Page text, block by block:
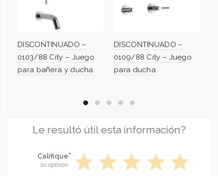
DISCONTINUADO –
0103/88 City – Juego
para bañera y ducha
DISCONTINUADO –
0109/88 City – Juego
para ducha
Le resultó útil esta información?
Califique
su opinion star star star star star